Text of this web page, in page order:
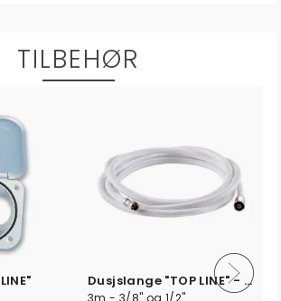
TILBEHØR
Dusjslange "TOP LINE" - Armert
3m - 3/8" og 1/2"